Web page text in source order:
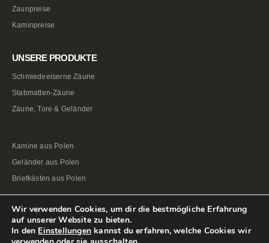
Zaunpreise
Kaminpreise
UNSERE PRODUKTE
Schmiedeeiserne Zäune
Stabmatten-Zäune
Zäune, Tore & Geländer
Kamine aus Polen
Geländer aus Polen
Briefkästen aus Polen
Wir verwenden Cookies, um dir die bestmögliche Erfahrung
auf unserer Website zu bieten.
In den Einstellungen kannst du erfahren, welche Cookies wir